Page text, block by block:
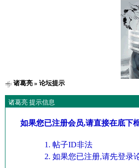
诸葛亮» 论坛提示
诸葛亮 提示信息
如果您已注册会员,请直接在底下
帖子ID非法
如果您已注册,请先登录